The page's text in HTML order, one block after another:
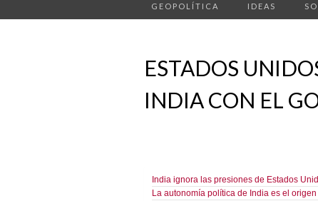
GEOPOLÍTICA IDEAS
ESTADOS
INDIA CON EL
India ignora las presiones de Estados
La autonomía política de India es el